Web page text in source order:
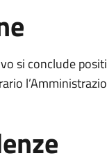
si conclude